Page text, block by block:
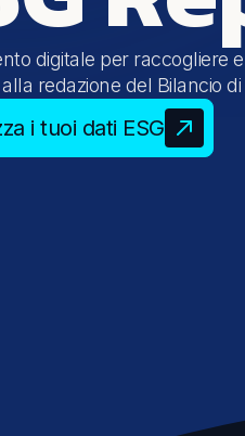
e impatto
Cycle Assessment (LCA)
Carbon Footprint
Rischi Climatici (TCFD)
digitale per raccogliere
redazione del Bilancio di
i tuoi dati ESG